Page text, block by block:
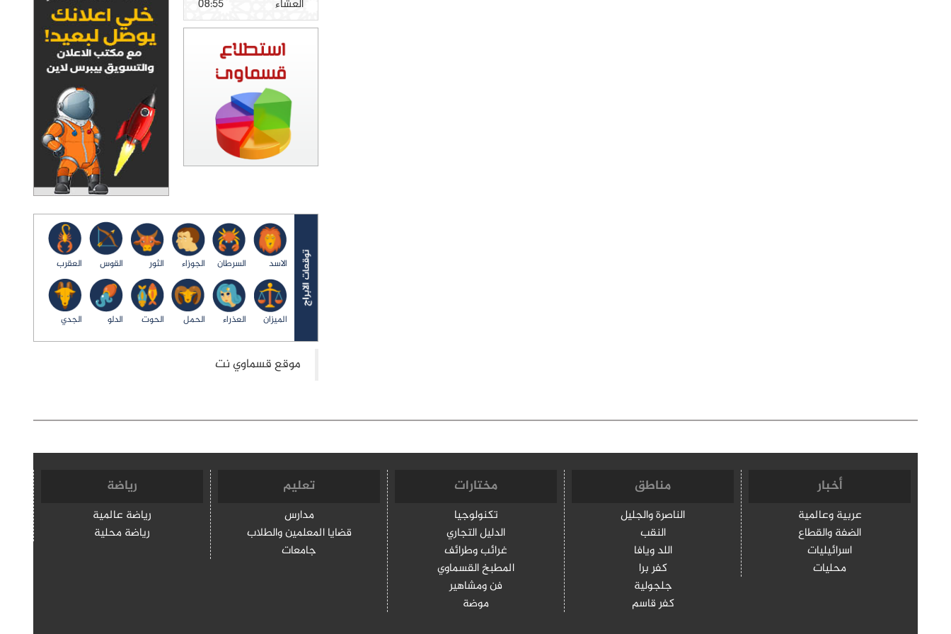
العشاء 08:55
الاسد السرطان الجوزاء الثور القوس العقرب
الميزان العذراء الحمل الحوت الدلو الجدي
أخبار
عربية وعالمية
الضفة والقطاع
اسرائيليات
محليات
مناطق
الناصرة والجليل
النقب
اللد ويافا
كفر برا
جلجولية
كفر قاسم
مختارات
تكنولوجيا
الدليل التجاري
غرائب وطرائف
المطبخ القسماوي
فن ومشاهير
موضة
تعليم
مدارس
قضايا المعلمين والطلاب
جامعات
رياضة
رياضة عالمية
رياضة محلية